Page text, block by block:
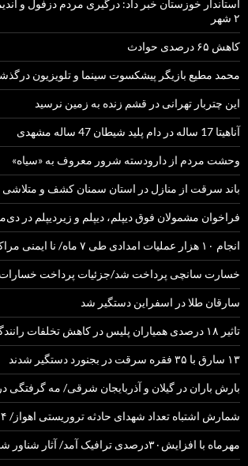
استاندار خوزستان خبر داد: درگیری مردم دزفول و
۲ شهر
کاهش ۶۵ درصدی حوادث
محمد مطیع بازیگر پیشکسوت سینما و تلویزیون
این چتربار تهرانی در قشم زنده به زمین نرسید
آناهیتا 17 ساله در دام پلید شیطان 47 ساله مشهدی
وحشت مردم از دارودسته شرور معروف به «سیاه»
باند سرقت از منازل در استان سمنان کشف و
فراخوان مشمولان فوق دیپلم، دیپلم و زیردیپلم در دی‌ماه
انجام ۱۰ هزار عملیات امدادی طی ۷ ماه/ نا ایمنی مراکز تجاری شیراز
خسارت سانچی پرداخت شد/جزئیات پرداخت خسارات
سارقان طلا در اسفراین دستگیر شد
تاثیر ۱۸ درصدی همیاران پلیس در کاهش تخلفات رانندگی
۱۳ سارق با ۳۵ فقره سرقت در بجنورد دستگیر شدند
بارش باران در گیلان و آذربایجان شرقی/ مه گرفتگی
شمارش اشتباه تعداد شهدای حادثه تروریستی اهواز/ ۲۴ شهید درست است
مهرماه با افزایش۳۰درصدی ترافیک آمد/ آثار شناور شدن ساعت کارادارات